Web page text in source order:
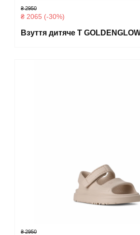
₴ 2950
₴ 2065 (-30%)
Взуття дитяче T
₴ 2950